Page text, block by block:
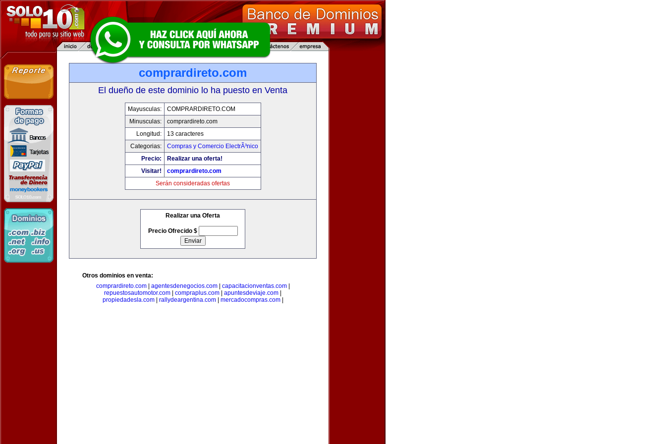
comprardireto.com
El dueño de este dominio lo ha puesto en Venta
Mayusculas:
COMPRARDIRETO.COM
Minusculas:
comprardireto.com
Longitud:
13 caracteres
Categorias:
Compras y Comercio ElectrÃ³nico
Precio:
Realizar una oferta!
Visitar!
comprardireto.com
Serán consideradas ofertas
Realizar una Oferta
Precio Ofrecido $
Otros dominios en venta:
comprardireto.com| agentesdenegocios.com| capacitacionventas.com|
repuestosautomotor.com
compraplus.com apuntesdeviaje.com
propiedadesla.com| rallydeargentina.com| mercadocompras.com|